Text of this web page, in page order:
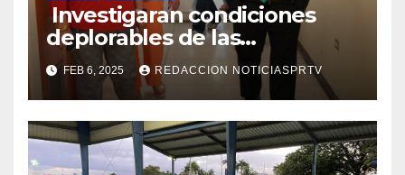
Investigaran condiciones
deplorables de las
facilidades el Departamento
de la Salud en Mayagüez
FEB 6, 2025 REDACCION NOTICIASPRTV